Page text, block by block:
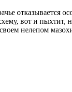
отказывается
вот и пыхтит,
нелепом